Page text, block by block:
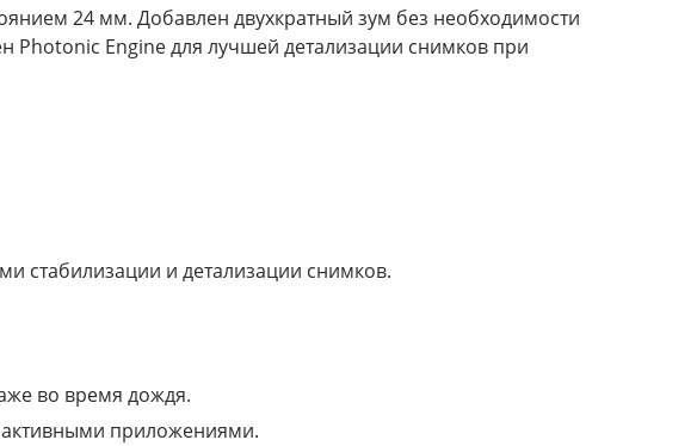
24 мм. Добавлен двухкратный зум без необходимости
Photonic Engine для лучшей детализации снимков при
стабилизации и детализации снимков.
во время дождя.
активными приложениями.